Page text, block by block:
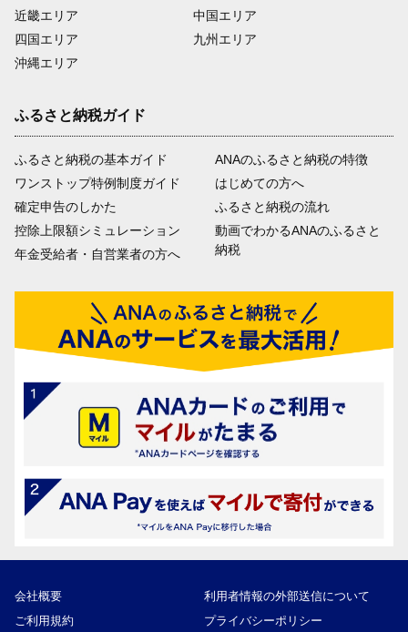
近畿エリア
四国エリア
沖縄エリア
中国エリア
九州エリア
ふるさと納税ガイド
ふるさと納税の基本ガイド
ワンストップ特例制度ガイド
確定申告のしかた
控除上限額シミュレーション
年金受給者・自営業者の方へ
ANAのふるさと納税の特徴
はじめての方へ
ふるさと納税の流れ
動画でわかるANAのふるさと
納税
会社概要
利用者情報の外部送信について
ご利用規約
プライバシーポリシー